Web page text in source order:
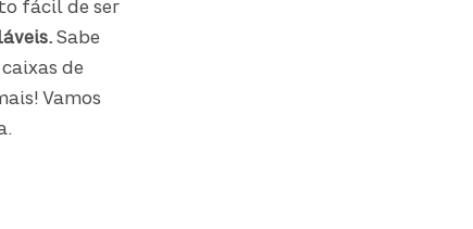
fácil de ser
Sabe
de
Vamos